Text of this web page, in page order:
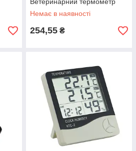
Немає в наявності
254,55 ₴